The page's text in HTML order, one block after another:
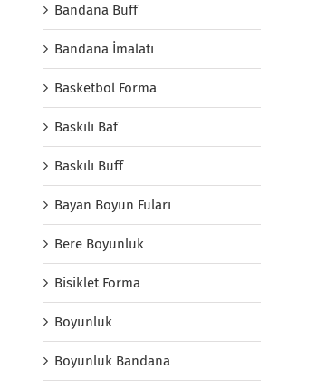
Bandana Buff
Bandana İmalatı
Basketbol Forma
Baskılı Baf
Baskılı Buff
Bayan Boyun Fuları
Bere Boyunluk
Bisiklet Forma
Boyunluk
Boyunluk Bandana